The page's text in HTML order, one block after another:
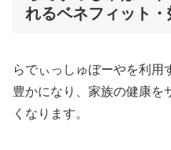
れるベネフィット・
らでぃっしゅぼーやを利用
豊かになり、家族の健康を
くなります。